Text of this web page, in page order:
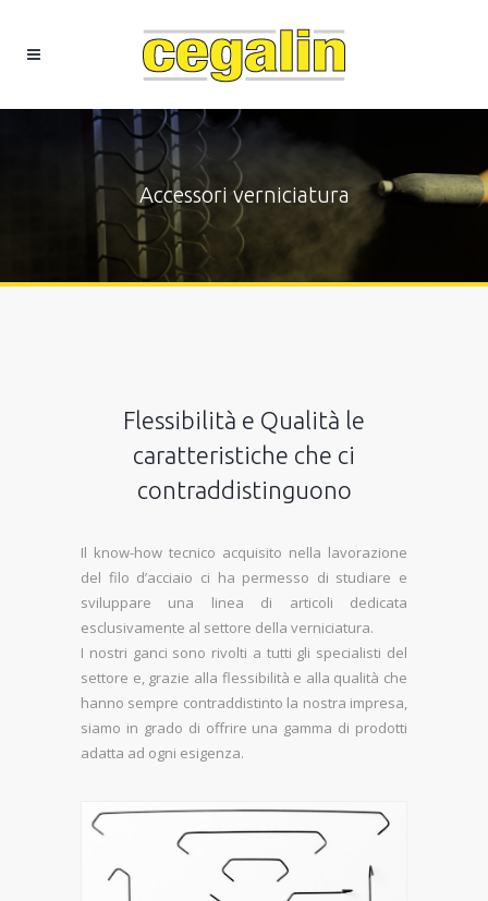
Accessori verniciatura
Flessibilità e Qualità le
caratteristiche che ci
contraddistinguono
Il know-how tecnico acquisito nella lavorazione
del filo d’acciaio ci ha permesso di studiare e
sviluppare una linea di articoli dedicata
esclusivamente al settore della verniciatura.
I nostri ganci sono rivolti a tutti gli specialisti del
settore e, grazie alla flessibilità e alla qualità che
hanno sempre contraddistinto la nostra impresa,
siamo in grado di offrire una gamma di prodotti
adatta ad ogni esigenza.